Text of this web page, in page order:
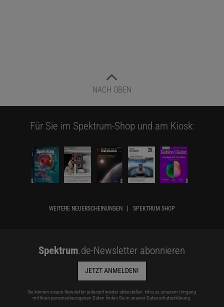
NACH OBEN
Für Sie im Spektrum-Shop und am Kiosk:
WEITERE NEUERSCHEINUNGEN SPEKTRUM SHOP
Spektrum.de-Newsletter abonnieren
JETZT ANMELDEN!
Sie können unsere Newsletter jederzeit wieder abbestellen. Infos zu unserem Umgang
mit Ihren personenbezogenen Daten finden Sie in unserer Datenschutzerklärung.